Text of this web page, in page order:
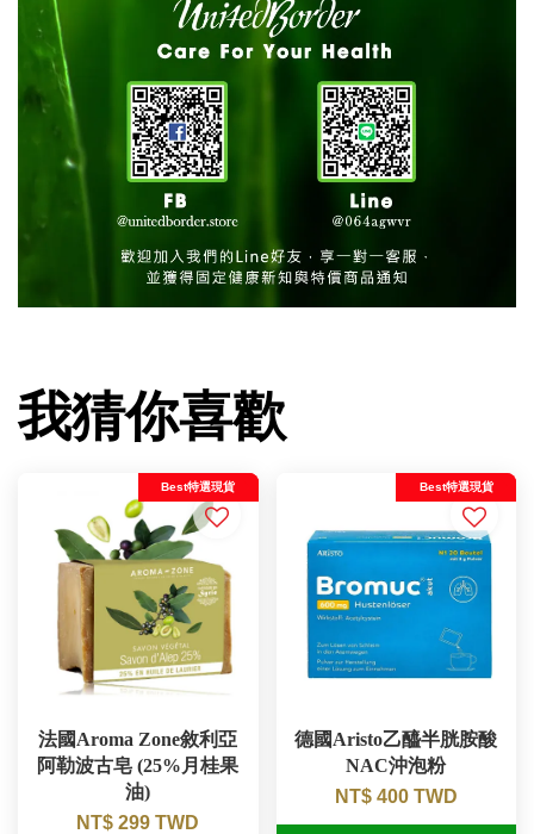
我猜你喜歡
Best特選現貨
法國Aroma Zone敘利亞
阿勒波古皂 (25%月桂果
油)
NT$ 299 TWD
Best特選現貨
德國Aristo乙醯半胱胺酸
NAC沖泡粉
NT$ 400 TWD